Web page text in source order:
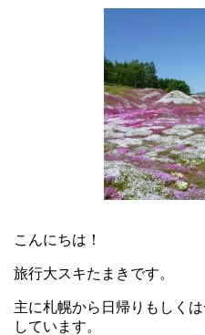
こんにちは！
旅行大スキたまきです。
主に札幌から日帰りもしく
しています。